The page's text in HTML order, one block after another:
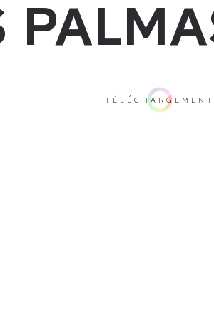
TÉLÉCHARGEMENT